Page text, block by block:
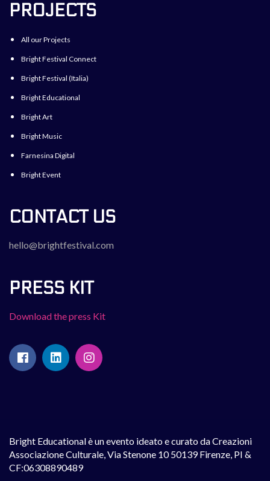
PROJECTS
All our Projects
Bright Festival Connect
Bright Festival (Italia)
Bright Educational
Bright Art
Bright Music
Farnesina Digital
Bright Event
CONTACT US
hello@brightfestival.com
PRESS KIT
Download the press Kit
Bright Educational è un evento ideato e curato da Creazioni
Associazione Culturale, Via Stenone 10 50139 Firenze, PI &
CF:06308890489